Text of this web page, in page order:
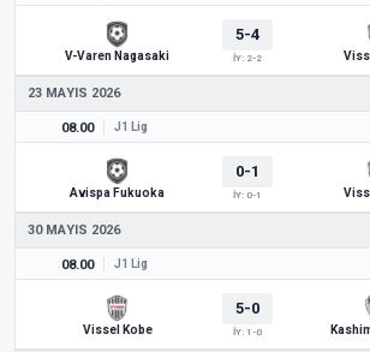
V-Varen Nagasaki
5-4
İY: 2-2
23 MAYIS 2026
08.00 J1 Lig
Avispa Fukuoka
0-1
İY: 0-1
30 MAYIS 2026
08.00 J1 Lig
Vissel Kobe
5-0
İY: 1-0